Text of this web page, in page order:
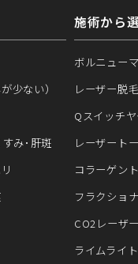
少ない）
み･肝斑
施術から
ボルニューマ
レーザー脱毛
Qスイッチ
レーザート
コラーゲン
フラクショ
CO2レーザー
ライムライト